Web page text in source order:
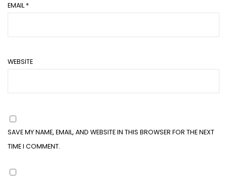
EMAIL *
WEBSITE
SAVE MY NAME, EMAIL, AND WEBSITE IN THIS BROWSER FOR THE NEXT
TIME I COMMENT.